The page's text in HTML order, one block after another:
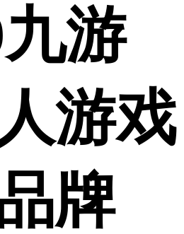
游
游戏
牌